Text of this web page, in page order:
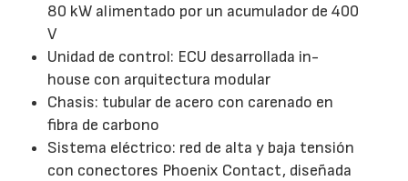
80 kW alimentado por un acumulador de 400
V
Unidad de control: ECU desarrollada in-
house con arquitectura modular
Chasis: tubular de acero con carenado en
fibra de carbono
Sistema eléctrico: red de alta y baja tensión
con conectores Phoenix Contact, diseñada